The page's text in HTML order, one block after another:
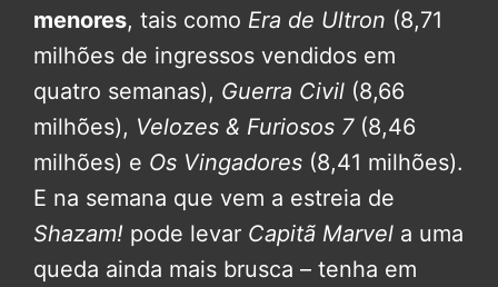
menores, tais como Era de Ultron (8,71
milhões de ingressos vendidos em
quatro semanas), Guerra Civil (8,66
milhões), Velozes & Furiosos 7 (8,46
milhões) e Os Vingadores (8,41 milhões).
E na semana que vem a estreia de
Shazam! pode levar Capitã Marvel a uma
queda ainda mais brusca – tenha em